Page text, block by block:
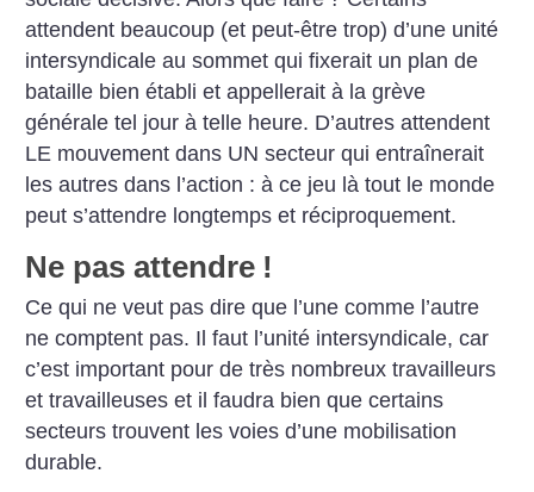
attendent beaucoup (et peut-être trop) d’une unité
intersyndicale au sommet qui fixerait un plan de
bataille bien établi et appellerait à la grève
générale tel jour à telle heure. D’autres attendent
LE mouvement dans UN secteur qui entraînerait
les autres dans l’action : à ce jeu là tout le monde
peut s’attendre longtemps et réciproquement.
Ne pas attendre !
Ce qui ne veut pas dire que l’une comme l’autre
ne comptent pas. Il faut l’unité intersyndicale, car
c’est important pour de très nombreux travailleurs
et travailleuses et il faudra bien que certains
secteurs trouvent les voies d’une mobilisation
durable.